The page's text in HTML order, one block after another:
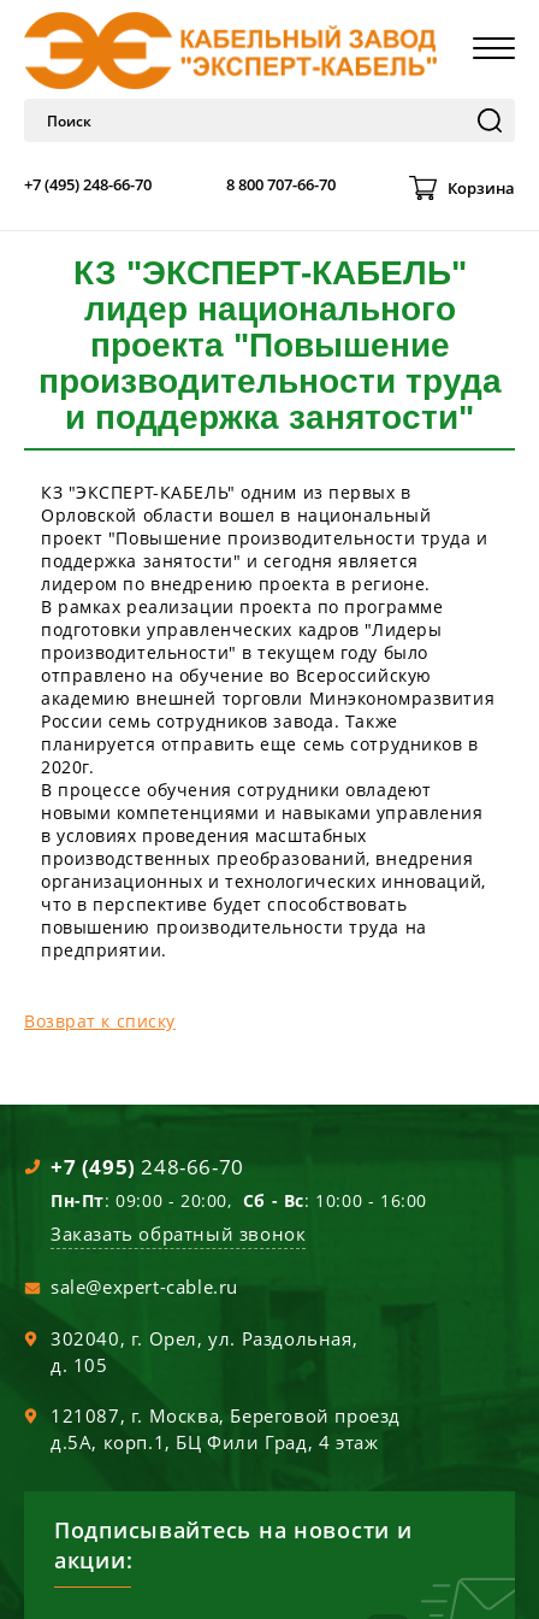
+7 (495) 248-66-70 8 800 707-66-70 Корзина
КЗ "ЭКСПЕРТ-КАБЕЛЬ"
лидер национального
проекта "Повышение
производительности труда
и поддержка занятости"
КЗ "ЭКСПЕРТ-КАБЕЛЬ" одним из первых в
Орловской области вошел в национальный
проект "Повышение производительности труда и
поддержка занятости" и сегодня является
лидером по внедрению проекта в регионе.
В рамках реализации проекта по программе
подготовки управленческих кадров "Лидеры
производительности" в текущем году было
отправлено на обучение во Всероссийскую
академию внешней торговли Минэкономразвития
России семь сотрудников завода. Также
планируется отправить еще семь сотрудников в
2020г.
В процессе обучения сотрудники овладеют
новыми компетенциями и навыками управления
в условиях проведения масштабных
производственных преобразований, внедрения
организационных и технологических инноваций,
что в перспективе будет способствовать
повышению производительности труда на
предприятии.
Возврат к списку
+7 (495) 248-66-70
Пн-Пт: 09:00 - 20:00, Сб - Вс: 10:00 - 16:00
Заказать обратный звонок
sale@expert-cable.ru
302040, г. Орел,ул. Раздольная,
д. 105
121087, г. Москва, Береговой проезд
д.5А, корп.1, БЦ Фили Град, 4 этаж
Подписывайтесь на новости и
акции: